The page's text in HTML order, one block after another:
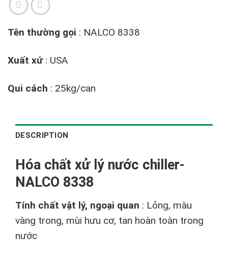
Tên thường gọi : NALCO 8338
Xuất xứ: USA
Qui cách : 25kg/can
DESCRIPTION
Hóa chất xử lý nước chiller-
NALCO 8338
Tính chất vật lý, ngoại quan : Lỏng, màu
vàng trong, mùi hưu cơ, tan hoàn toàn trong
nước